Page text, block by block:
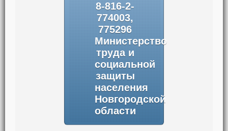
8-816-2-
774003,
775296
Министерство
труда и
социальной
защиты
населения
Новгородской
области